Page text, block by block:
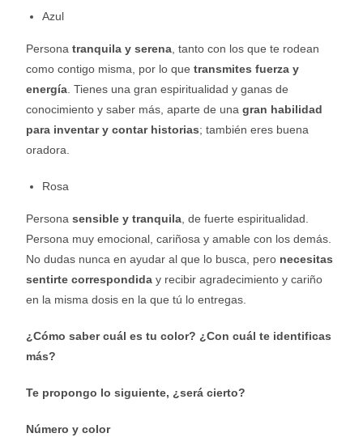
Azul
Personatranquila y serena , tanto con los que te rodean
como contigo misma, por lo quetransmites fuerza y
energía . Tienes una gran espiritualidad y ganas de
conocimiento y saber más, aparte de unagran habilidad
para inventar y contar historias; también eres buena
oradora.
Rosa
Personasensible y tranquila , de fuerte espiritualidad.
Persona muy emocional, cariñosa y amable con los demás.
No dudas nunca en ayudar al que lo busca, pero necesitas
sentirte correspondida y recibir agradecimiento y cariño
en la misma dosis en la que tú lo entregas.
¿Cómo saber cuál es tu color? ¿Con cuál te identificas
más?
Te propongo lo siguiente, ¿será cierto?
Número y color